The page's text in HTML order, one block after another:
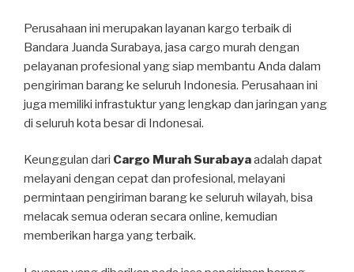
Perusahaan ini merupakan layanan kargo terbaik di
Bandara Juanda Surabaya, jasa cargo murah dengan
pelayanan profesional yang siap membantu Anda dalam
pengiriman barang ke seluruh Indonesia. Perusahaan ini
juga memiliki infrastuktur yang lengkap dan jaringan yang
di seluruh kota besar di Indonesai.
Keunggulan dari Cargo Murah Surabayaadalah dapat
melayani dengan cepat dan profesional, melayani
permintaan pengiriman barang ke seluruh wilayah, bisa
melacak semua oderan secara online, kemudian
memberikan harga yang terbaik.